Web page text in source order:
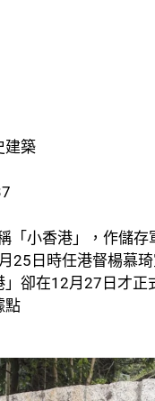
建築
「小香港」，作儲存
25日時任港督楊慕
」卻在12月27日才正
點